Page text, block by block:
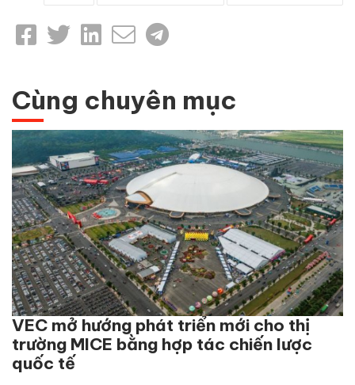
Cùng chuyên mục
VEC mở hướng phát triển mới cho thị
trường MICE bằng hợp tác chiến lược
quốc tế